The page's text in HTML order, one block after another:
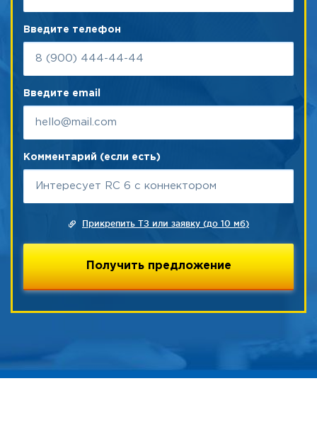
Введите телефон
Введите email
Комментарий (если есть)
Прикрепить ТЗ или заявку (до 10 мб)